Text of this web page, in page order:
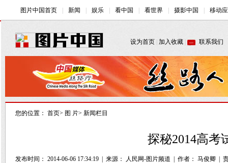
您的位置： 首页> 图 片> 新闻栏目
探秘2014高考
发布时间： 2014-06-06 17:34:19 来源： 人民网-图片频道 作者： 马俊卿